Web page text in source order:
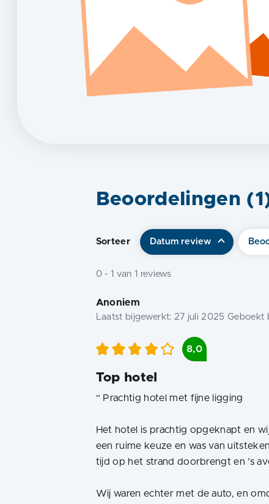
Beoordelingen (1
Sorteer Datum review
0 - 1 van 1 reviews
Anoniem
Laatst bijgewerkt: 27 juli 2025 Geboekt
8,0
Top hotel
“ Prachtig hotel met fijne ligging
Het hotel is prachtig opgeknapt en
een ruime keuze en was van
tijd op het strand doorbrengt en ’s
Wij waren echter met de auto, en